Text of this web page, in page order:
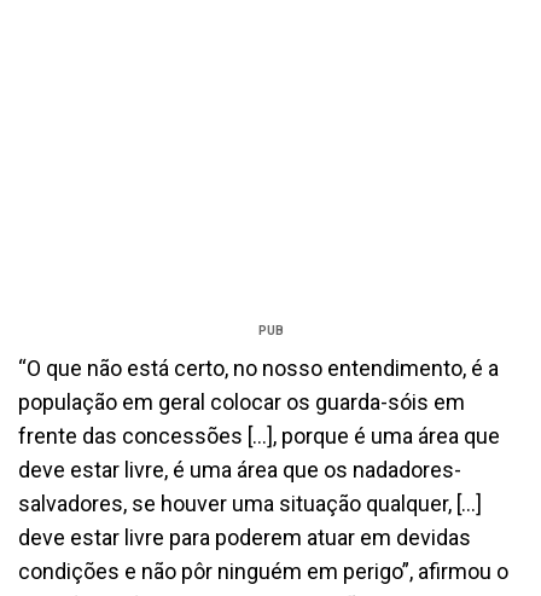
PUB
“O que não está certo, no nosso entendimento, é a
população em geral colocar os guarda-sóis em
frente das concessões […], porque é uma área que
deve estar livre, é uma área que os nadadores-
salvadores, se houver uma situação qualquer, […]
deve estar livre para poderem atuar em devidas
condições e não pôr ninguém em perigo”, afirmou o